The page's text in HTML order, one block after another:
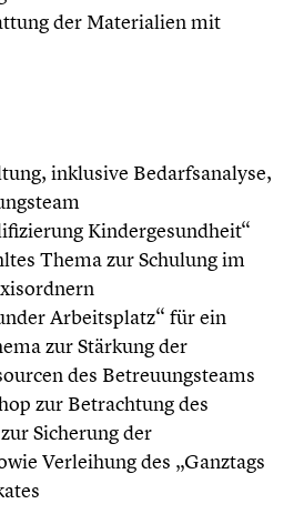
der Materialien mit
inklusive Bedarfsanalyse,
Kindergesundheit“
Thema zur Schulung im
Arbeitsplatz“ für ein
zur Stärkung der
des Betreuungsteams
zur Betrachtung des
Sicherung der
Verleihung des „Ganztags